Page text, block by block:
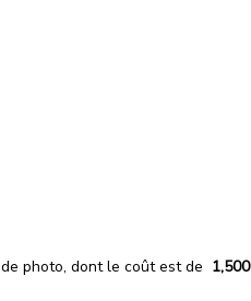
photo, dont le coût est de 1,500